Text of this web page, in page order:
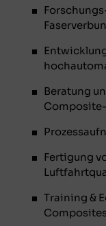
Beratung
Fertigung
Training &